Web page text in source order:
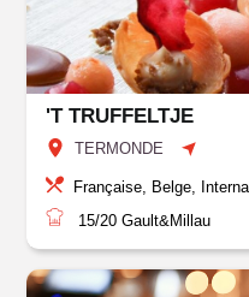
'T TRUFFELTJE
TERMONDE
Française, Belge,
15/20 Gault&Millau